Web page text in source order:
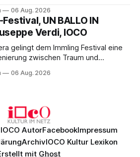
Solisten und den Wiener
bleibt der zweite Akt jedoch
zurück.
06 Aug. 2026
UN BALLO IN
Verdi, IOCO
gelingt dem Immling Festival eine
zwischen Traum und
starken Bildern, getragen von
06 Aug. 2026
AutorFacebookImpressum
ArchivIOCO Kultur Lexikon
mit Ghost